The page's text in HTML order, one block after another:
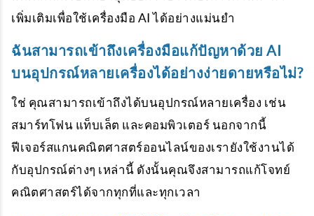
เพิ่มเติมเพื่อใช้เครื่องมือ AI ได้อย่างแม่นยำ
ฉันสามารถเข้าถึงเครื่องมือแก้ปัญหาด้วย AI
บนอุปกรณ์หลายเครื่องได้อย่างง่ายดายหรือไม่?
ใช่ คุณสามารถเข้าถึงได้บนอุปกรณ์หลายเครื่อง เช่น
สมาร์ทโฟน แท็บเล็ต และคอมพิวเตอร์ นอกจากนี้
ฟีเจอร์สแกนคณิตศาสตร์ออนไลน์ของเรายังใช้งานได้
กับอุปกรณ์ต่างๆ เหล่านี้ ดังนั้นคุณจึงสามารถแก้โจทย์
คณิตศาสตร์ได้จากทุกที่และทุกเวลา